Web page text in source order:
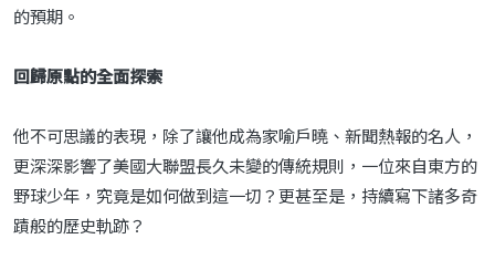
的預期。
回歸原點的全面探索
他不可思議的表現，除了讓他成為家喻戶曉、新聞熱報的名人，
更深深影響了美國大聯盟長久未變的傳統規則，一位來自東方的
野球少年，究竟是如何做到這一切？更甚至是，持續寫下諸多奇
蹟般的歷史軌跡？